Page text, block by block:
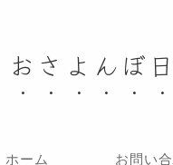
おさよんぼ
ホーム お問い